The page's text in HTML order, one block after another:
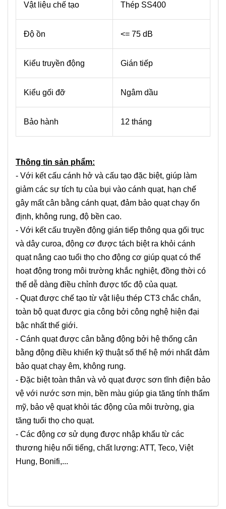
Vật liệu chế tạo Thép SS400
Độ ồn <= 75 dB
Kiểu truyền động Gián tiếp
Kiểu gối đỡ Ngâm dầu
Bảo hành 12 tháng
Thông tin sản phẩm:
- Với kết cấu cánh hở và cấu tạo đặc biệt, giúp làm
giảm các sự tích tụ của bụi vào cánh quạt, hạn chế
gây mất cân bằng cánh quạt, đảm bảo quạt chạy ổn
định, không rung, độ bền cao.
- Với kết cấu truyền động gián tiếp thông qua gối trục
và dây curoa, động cơ được tách biệt ra khỏi cánh
quạt nâng cao tuổi thọ cho động cơ giúp quạt có thể
hoạt động trong môi trường khắc nghiệt, đồng thời có
thể dễ dàng điều chỉnh được tốc độ của quạt.
- Quạt được chế tạo từ vật liệu thép CT3 chắc chắn,
toàn bộ quạt được gia công bởi công nghệ hiện đại
bậc nhất thế giới.
- Cánh quạt được cân bằng động bởi hệ thống cân
bằng động điều khiển kỹ thuật số thế hệ mới nhất đảm
bảo quạt chạy êm, không rung.
- Đặc biệt toàn thân và vỏ quạt được sơn tĩnh điện bảo
vệ với nước sơn mịn, bền màu giúp gia tăng tính thẩm
mỹ, bảo vệ quạt khỏi tác động của môi trường, gia
tăng tuổi thọ cho quạt.
- Các động cơ sử dụng được nhập khẩu từ các
thương hiệu nổi tiếng, chất lượng: ATT, Teco, Việt
Hung, Bonifi,...